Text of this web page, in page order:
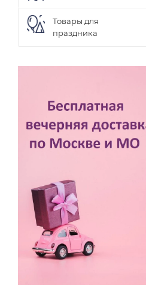
Товары для
праздника